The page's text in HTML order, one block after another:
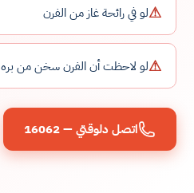
⚠لو في رائحة غاز من الفرن
⚠لو لاحظت أن الفرن سخن من بره
اتصل دلوقتي — 16062